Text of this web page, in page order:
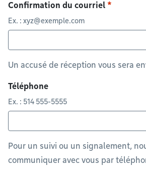
Confirmation du courriel
Ex. : xyz@exemple.com
Un accusé de réception vous sera
Téléphone
Ex. : 514 555-5555
Pour un suivi ou un signalement,
communiquer avec vous par